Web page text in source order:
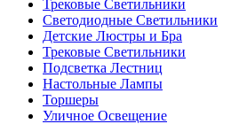
Трековые Светильники
Светодиодные Светильники
Детские Люстры и Бра
Трековые Светильники
Подсветка Лестниц
Настольные Лампы
Торшеры
Уличное Освещение